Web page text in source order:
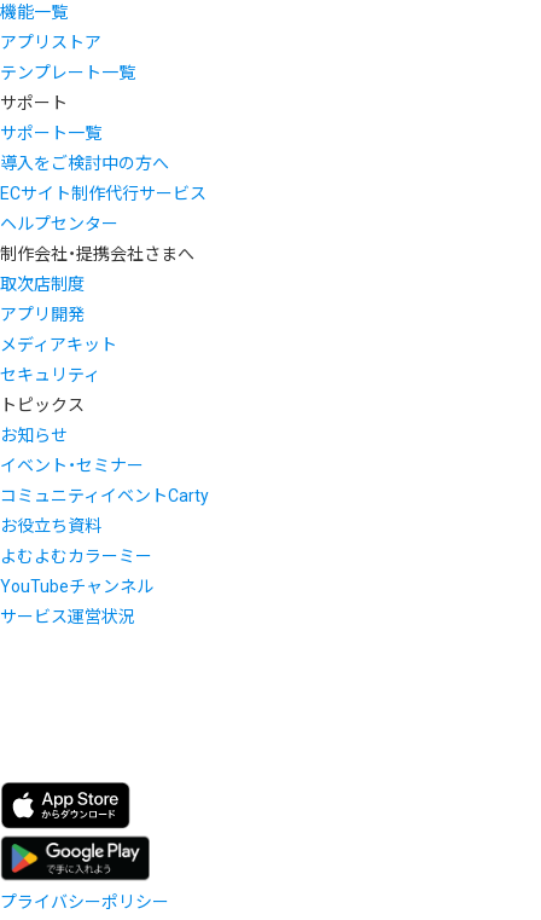
機能一覧
アプリストア
テンプレート一覧
サポート
サポート一覧
導入をご検討中の方へ
ECサイト制作代行サービス
ヘルプセンター
制作会社・提携会社さまへ
取次店制度
アプリ開発
メディアキット
セキュリティ
トピックス
お知らせ
イベント・セミナー
コミュニティイベントCarty
お役立ち資料
よむよむカラーミー
YouTubeチャンネル
サービス運営状況
プライバシーポリシー